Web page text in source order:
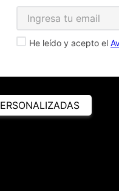
He leído y acepto el